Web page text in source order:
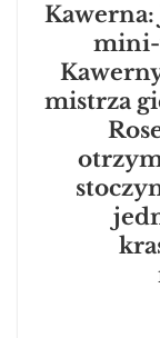
Kawerna:
mini-
mistrza